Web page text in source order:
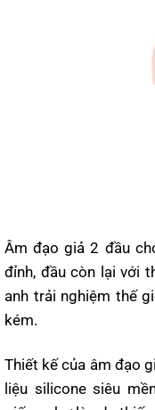
Âm đạo giả 2 đầu
đỉnh, đầu còn lại với
anh trải nghiệm thế
kém.
Thiết kế của âm đạo
liệu silicone siêu